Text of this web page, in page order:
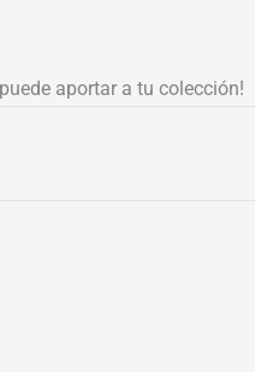
aportar a tu colección!